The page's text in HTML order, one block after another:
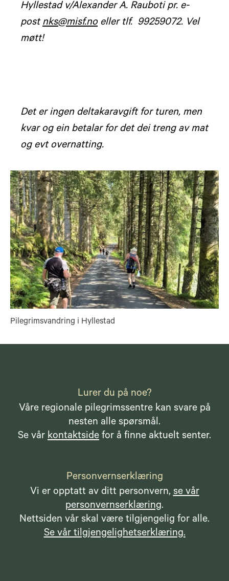
Hyllestad v/Alexander A. Rauboti pr. e-
postnks@misf.noeller tlf. 99259072. Vel
møtt!
Det er ingen deltakaravgift for turen, men
kvar og ein betalar for det dei treng av mat
og evt overnatting.
Pilegrimsvandring i Hyllestad
Lurer du på noe?
Våre regionale pilegrimssentre kan svare på
nesten alle spørsmål.
Se vår kontaktside for å finne aktuelt senter.
Personvernserklæring
Vi er opptatt av ditt personvern,se vår
personvernserklæring.
Nettsiden vår skal være tilgjengelig for alle.
Se vår tilgjengelighetserklæring.